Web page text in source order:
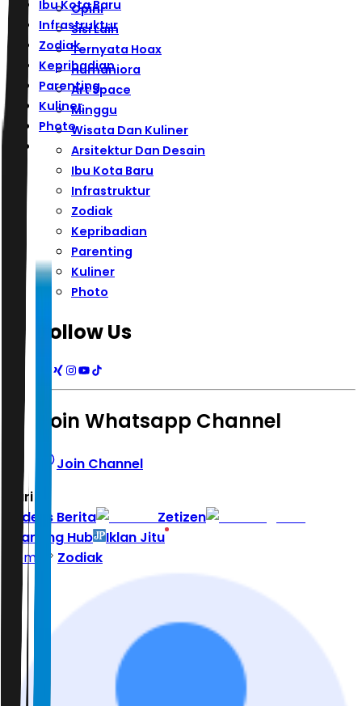
Ibu Kota Baru
Infrastruktur
Zodiak
Kepribadian
Parenting
Kuliner
Photo
Opini
Sisi Lain
Ternyata Hoax
Humaniora
Art Space
Minggu
Wisata Dan Kuliner
Arsitektur Dan Desain
Ibu Kota Baru
Infrastruktur
Zodiak
Kepribadian
Parenting
Kuliner
Photo
Follow Us
Join Whatsapp Channel
Join Channel
Hari ini
Indeks Berita
Zetizen
Learning Hub
Iklan Jitu
Home
Zodiak